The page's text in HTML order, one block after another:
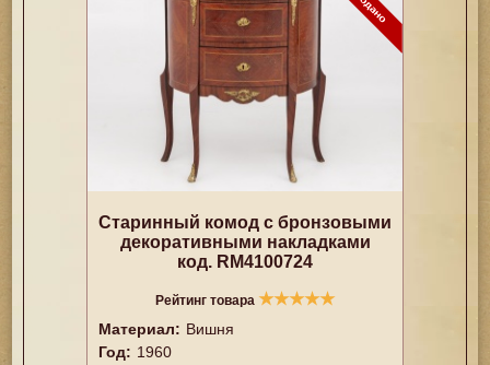
Старинный комод с бронзовыми
декоративными накладками
код. RM4100724
Рейтинг товара ★★★★★
Материал: Вишня
Год: 1960